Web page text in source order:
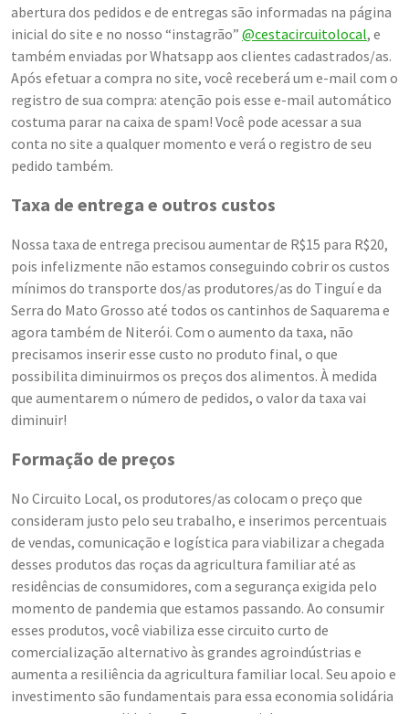
abertura dos pedidos e de entregas são informadas na página
inicial do site e no nosso “instagrão” @cestacircuitolocal, e
também enviadas por Whatsapp aos clientes cadastrados/as.
Após efetuar a compra no site, você receberá um e-mail com o
registro de sua compra: atenção pois esse e-mail automático
costuma parar na caixa de spam! Você pode acessar a sua
conta no site a qualquer momento e verá o registro de seu
pedido também.
Taxa de entrega e outros custos
Nossa taxa de entrega precisou aumentar de R$15 para R$20,
pois infelizmente não estamos conseguindo cobrir os custos
mínimos do transporte dos/as produtores/as do Tinguí e da
Serra do Mato Grosso até todos os cantinhos de Saquarema e
agora também de Niterói. Com o aumento da taxa, não
precisamos inserir esse custo no produto final, o que
possibilita diminuirmos os preços dos alimentos. À medida
que aumentarem o número de pedidos, o valor da taxa vai
diminuir!
Formação de preços
No Circuito Local, os produtores/as colocam o preço que
consideram justo pelo seu trabalho, e inserimos percentuais
de vendas, comunicação e logística para viabilizar a chegada
desses produtos das roças da agricultura familiar até as
residências de consumidores, com a segurança exigida pelo
momento de pandemia que estamos passando. Ao consumir
esses produtos, você viabiliza esse circuito curto de
comercialização alternativo às grandes agroindústrias e
aumenta a resiliência da agricultura familiar local. Seu apoio e
investimento são fundamentais para essa economia solidária